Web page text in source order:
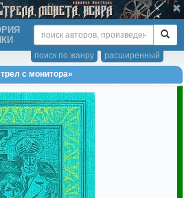
расширенный
поиск по жанру
с монитора»